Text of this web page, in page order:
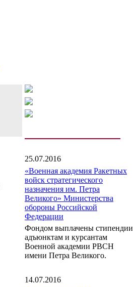
25.07.2016
«Военная академия Ракетных
войск стратегического
назначения им. Петра
Великого» Министерства
обороны Российской
Федерации
Фондом выплачены стипендии
адъюнктам и курсантам
Военной академии РВСН
имени Петра Великого.
14.07.2016